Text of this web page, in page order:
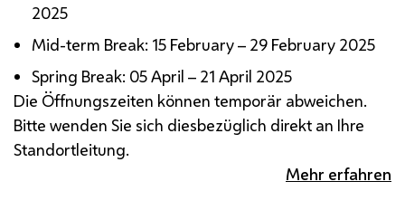
2025
Mid-term Break: 15 February – 29 February 2025
Spring Break: 05 April – 21 April 2025
Die Öffnungszeiten können temporär abweichen.
Bitte wenden Sie sich diesbezüglich direkt an Ihre
Standortleitung.
Mehr erfahren